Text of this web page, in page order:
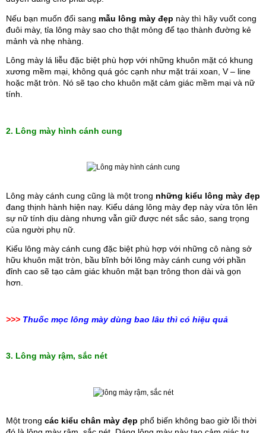
Nếu bạn muốn đổi sang mẫu lông mày đẹp này thì hãy vuốt cong
đuôi mày, tỉa lông mày sao cho thật mỏng để tạo thành đường kẻ
mảnh và nhẹ nhàng.
Lông mày lá liễu đặc biệt phù hợp với những khuôn mặt có khung
xương mềm mại, không quá góc cạnh như mặt trái xoan, V – line
hoặc mặt tròn. Nó sẽ tạo cho khuôn mặt cảm giác mềm mại và nữ
tính.
2. Lông mày hình cánh cung
Lông mày cánh cung cũng là một trong những kiểu lông mày đẹp
đang thịnh hành hiện nay. Kiểu dáng lông mày đẹp này vừa tôn lên
sự nữ tính dịu dàng nhưng vẫn giữ được nét sắc sảo, sang trọng
của người phụ nữ.
Kiểu lông mày cánh cung đặc biệt phù hợp với những cô nàng sở
hữu khuôn mặt tròn, bầu bĩnh bởi lông mày cánh cung với phần
đỉnh cao sẽ tạo cảm giác khuôn mặt bạn trông thon dài và gọn
hơn.
>>> Thuốc mọc lông mày dùng bao lâu thì có hiệu quả
3. Lông mày rậm, sắc nét
Một trong các kiểu chân mày đẹp phổ biến không bao giờ lỗi thời